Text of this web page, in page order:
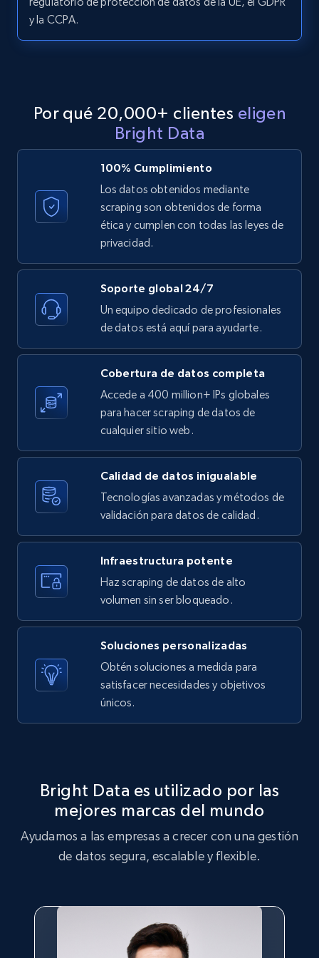
1.5K+ Prueba gratuita
LinkedIn posts - Discover new posts
company URL
URL, ID, User id, Use url, Title, Headline, Post
11.3K+ 1.5K+ Prueba gratuita
ID, User posted, Name, Description, Date
posted, Photos, URL, Quoted post, and more.
1.2K+
X (formerly Twitter) - Posts - Collecting
posted, Photos, URL, Quoted post, and more.
1.2K+ Prueba gratuita
X (formerly Twitter) - Posts - Getting x
posts by array of profiles
posted, Photos, URL, Quoted post, and more.
TikTok - Profiles
Account id, Nickname, Biography, Awg
and more.
962+ Prueba gratuita
y la CCPA.
Por qué 20,000+ clientes eligen
Bright Data
100% Cumplimiento
Los datos obtenidos mediante
scraping son obtenidos de forma
ética y cumplen con todas las leyes de
privacidad.
Soporte global 24/7
Un equipo dedicado de profesionales
de datos está aquí para ayudarte.
Cobertura de datos completa
Accede a 400 million+ IPs globales
para hacer scraping de datos de
cualquier sitio web.
Calidad de datos inigualable
Tecnologías avanzadas y métodos de
validación para datos de calidad.
Infraestructura potente
Haz scraping de datos de alto
volumen sin ser bloqueado.
Soluciones personalizadas
Obtén soluciones a medida para
satisfacer necesidades y objetivos
únicos.
Bright Data es utilizado por las
mejores marcas del mundo
Ayudamos a las empresas a crecer con una gestión
de datos segura, escalable y flexible.